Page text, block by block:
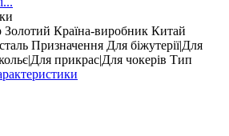
Золотий Країна-виробник Китай
Призначення Для біжутерії|Для
прикрас|Для чокерів Тип